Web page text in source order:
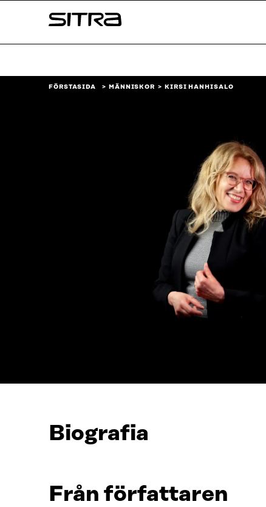
↓
Sitra
FÖRSTASIDA MÄNNISKOR KIRSI HANHISALO
Biografia
Från författaren